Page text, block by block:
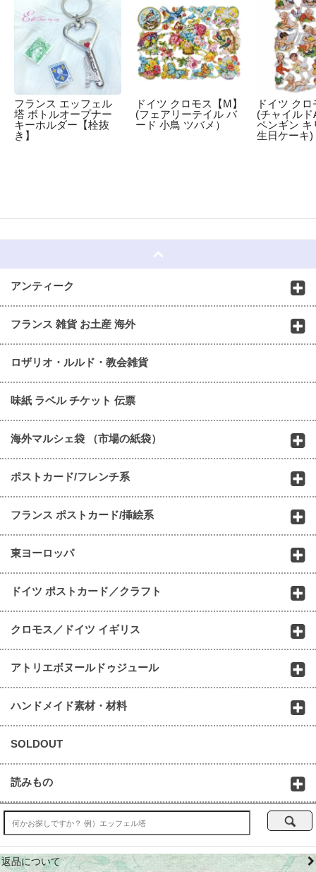
フランス エッフェル
塔 ボトルオープナー
キーホルダー【栓抜
き】
ドイツ クロモス【M】
(フェアリーテイル バ
ード 小鳥 ツバメ）
ドイツ ク
(チャイルド
ペンギン キ
生日ケーキ)
アンティーク
フランス 雑貨 お土産 海外
ロザリオ・ルルド・教会雑貨
味紙 ラベル チケット 伝票
海外マルシェ袋 （市場の紙袋）
ポストカード/フレンチ系
フランス ポストカード/挿絵系
東ヨーロッパ
ドイツ ポストカード／クラフト
クロモス／ドイツ イギリス
アトリエボヌールドゥジュール
ハンドメイド素材・材料
SOLDOUT
読みもの
返品について